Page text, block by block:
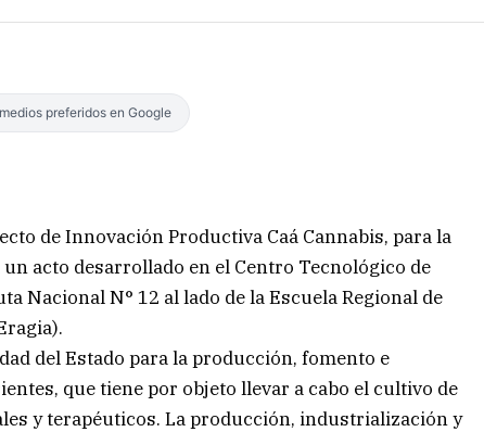
preferidos en Google
de Innovación Productiva Caá Cannabis, para la
acto desarrollado en el Centro Tecnológico de
Nacional N° 12 al lado de la Escuela Regional de
del Estado para la producción, fomento e
que tiene por objeto llevar a cabo el cultivo de
y terapéuticos. La producción, industrialización y